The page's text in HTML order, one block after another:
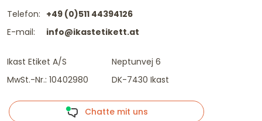
Telefon:
E-mail:
+49 (0)511 44394126
info@ikastetikett.at
Ikast Etiket A/S
MwSt.-Nr.: 10402980
Neptunvej 6
DK-7430 Ikast
Chatte mit uns